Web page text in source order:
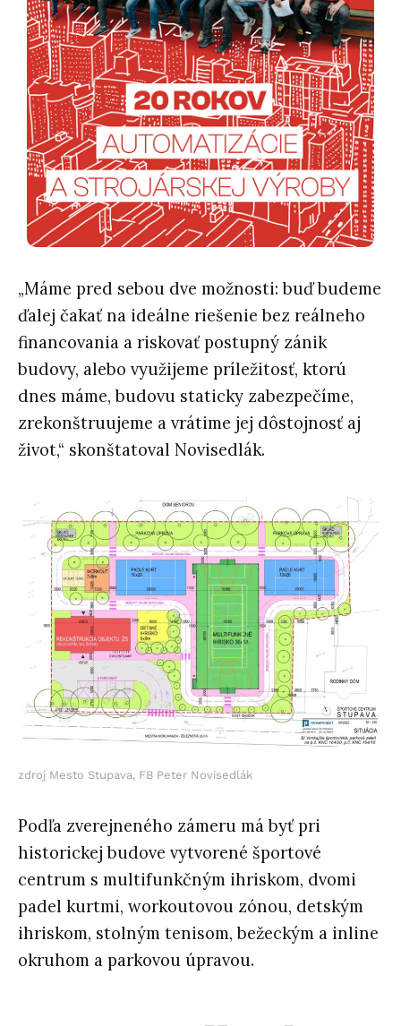
„Máme pred sebou dve možnosti: buď budeme
ďalej čakať na ideálne riešenie bez reálneho
financovania a riskovať postupný zánik
budovy, alebo využijeme príležitosť, ktorú
dnes máme, budovu staticky zabezpečíme,
zrekonštruujeme a vrátime jej dôstojnosť aj
život,“ skonštatoval Novisedlák.
zdroj Mesto Stupava, FB Peter Novisedlák
Podľa zverejneného zámeru má byť pri
historickej budove vytvorené športové
centrum s multifunkčným ihriskom, dvomi
padel kurtmi, workoutovou zónou, detským
ihriskom, stolným tenisom, bežeckým a inline
okruhom a parkovou úpravou.